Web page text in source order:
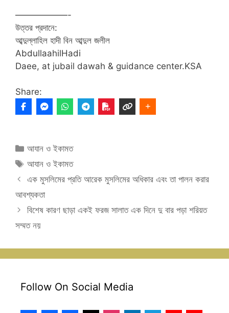
——————-
উত্তর প্রদানে:
আব্দুল্লাহিল হাদী বিন আব্দুল জলীল
AbdullaahilHadi
Daee, at jubail dawah & guidance center.KSA
Share:
Categories
আযান ও ইকামত
Tags
আযান ও ইকামত
এক মুসলিমের প্রতি আরেক মুসলিমের অধিকার এবং তা পালন করার
আবশ্যকতা
বিশেষ কারণ ছাড়া একই ফরজ সালাত এক দিনে দু বার পড়া শরিয়ত
সম্মত নয়
Follow On Social Media